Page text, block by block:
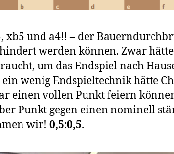
xb5 und a4!! – der
werden können. Zwar hätte
um das Endspiel nach
wenig Endspieltechnik hätte
einen vollen Punkt feiern
Punkt gegen einen nominell
wir! 0,5:0,5.